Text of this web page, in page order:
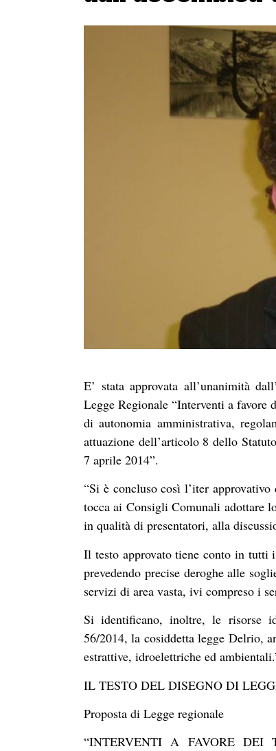
E’ stata approvata all’unanimità
Legge Regionale “Interventi a
di autonomia amministrativa,
attuazione dell’articolo 8 dello
7 aprile 2014”.
“Si è concluso così l’iter
tocca ai Consigli Comunali adottare
in qualità di presentatori, alla
Il testo approvato tiene conto in tutti
prevedendo precise deroghe alle
servizi di area vasta, ivi compreso i
Si identificano, inoltre, le risorse
56/2014, la cosiddetta legge Delrio,
estrattive, idroelettriche ed
IL TESTO DEL DISEGNO DI
Proposta di Legge regionale
“INTERVENTI A FAVORE DEI